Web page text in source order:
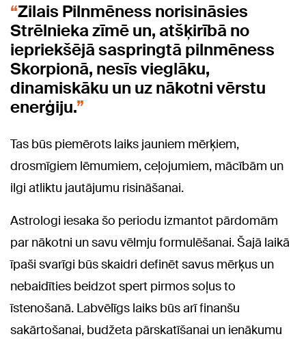
Zilais Pilnmēness norisināsies
Strēlnieka zīmē un, atšķirībā no
iepriekšējā saspringtā pilnmēness
Skorpionā, nesīs vieglāku,
dinamiskāku un uz nākotni vērstu
enerģiju.
Tas būs piemērots laiks jauniem mērķiem,
drosmīgiem lēmumiem, ceļojumiem, mācībām un
ilgi atliktu jautājumu risināšanai.
Astrologi iesaka šo periodu izmantot pārdomām
par nākotni un savu vēlmju formulēšanai. Šajā laikā
īpaši svarīgi būs skaidri definēt savus mērķus un
nebaidīties beidzot spert pirmos soļus to
īstenošanā. Labvēlīgs laiks būs arī finanšu
sakārtošanai, budžeta pārskatīšanai un ienākumu